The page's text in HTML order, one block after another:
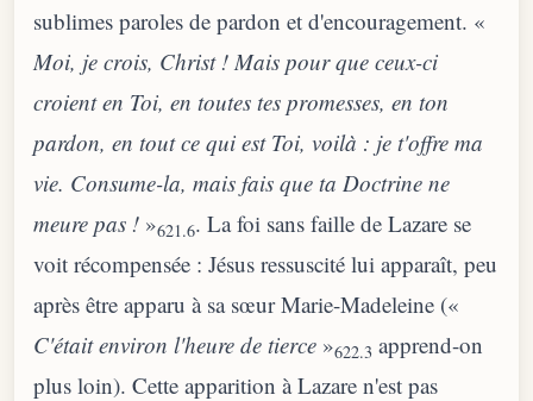
sublimes paroles de pardon et d'encouragement. «
Moi, je crois, Christ ! Mais pour que ceux-ci
croient en Toi, en toutes tes promesses, en ton
pardon, en tout ce qui est Toi, voilà : je t'offre ma
vie. Consume-la, mais fais que ta Doctrine ne
meure pas ! »621.6. La foi sans faille de Lazare se
voit récompensée : Jésus ressuscité lui apparaît, peu
après être apparu à sa sœur Marie-Madeleine («
C'était environ l'heure de tierce »622.3 apprend-on
plus loin). Cette apparition à Lazare n'est pas